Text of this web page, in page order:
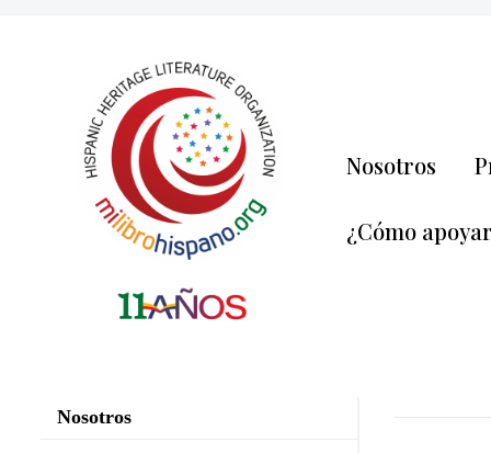
Nosotros
¿Cómo
Nosotros